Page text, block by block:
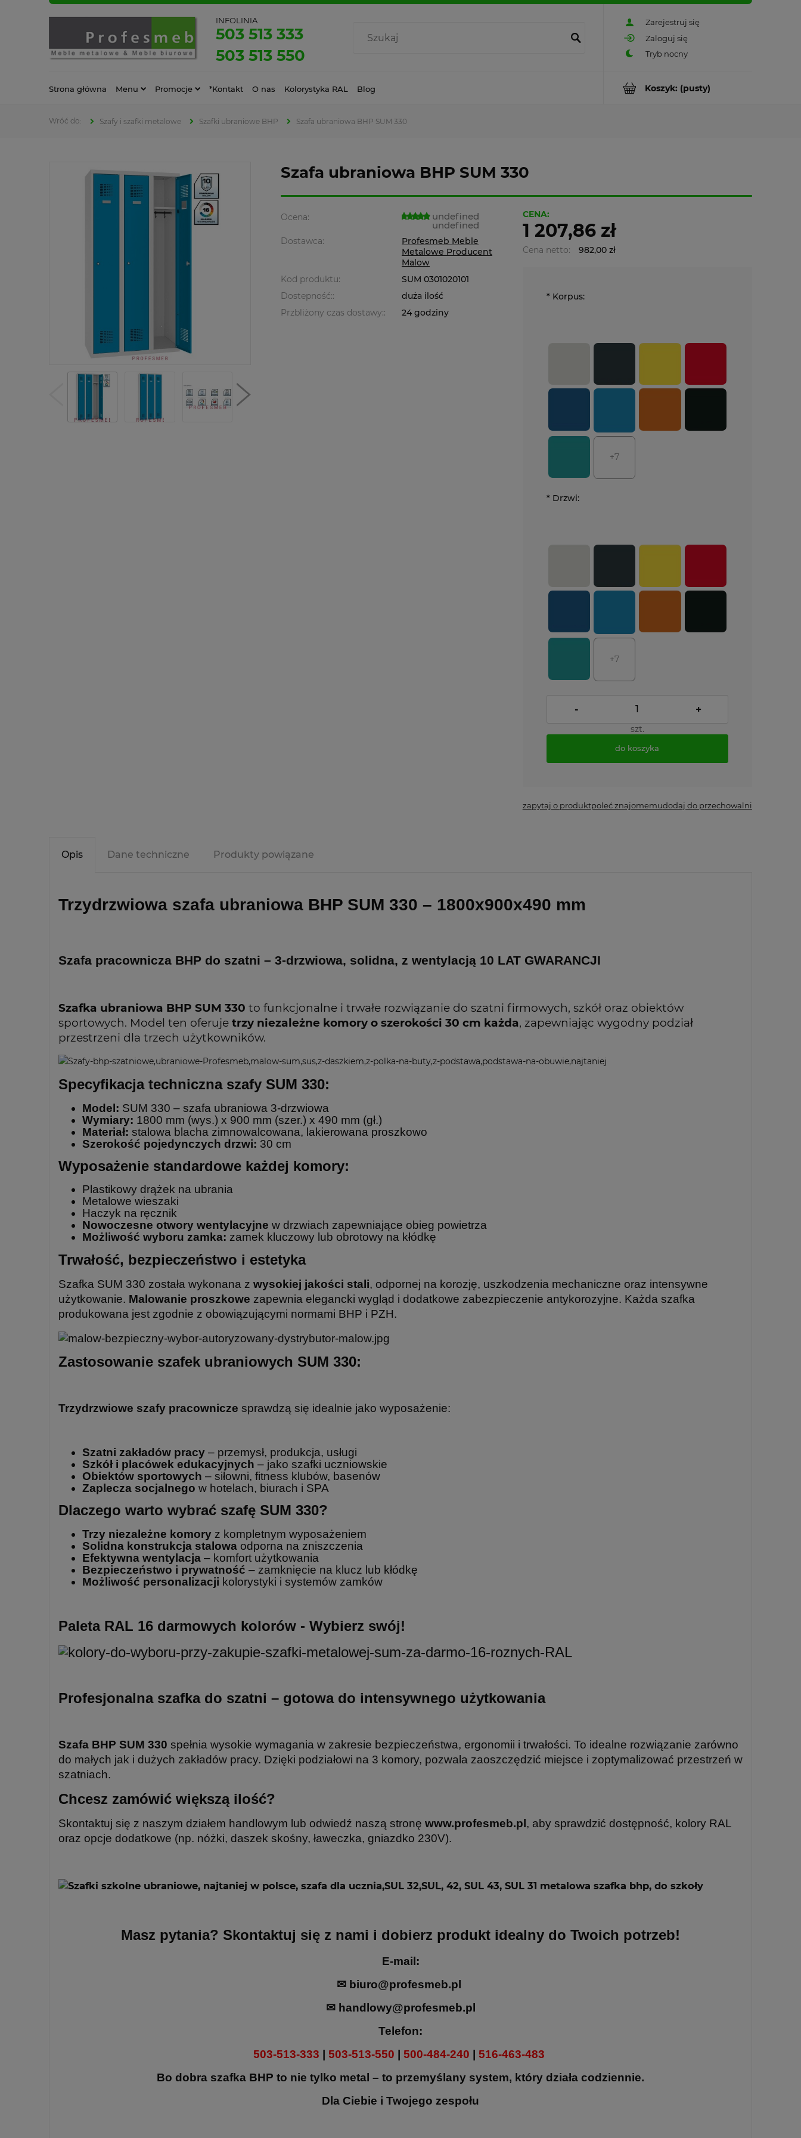
Zarejestruj się
Zaloguj się
INFOLINIA
503 513 333
503 513 550
Koszyk: (pusty)
Strona główna Menu Promocje *Kontakt O nas Kolorystyka RAL Blog
Szafy i szafki metalowe Szafki ubraniowe BHP Szafa ubraniowa BHP SUM 330
Szafa ubraniowa BHP SUM 330
Ocena: undefined
undefined
Dostawca:
Profesmeb Meble
Metalowe Producent
Malow
Kod produktu:
SUM 0301020101
Dostepność::
duża ilość
Przbliżony czas dostawy::
24 godziny
CENA:
1 207,86 zł
Cena netto: 982,00 zł
* Korpus:
+7
* Drzwi:
+7
- +
szt.
do koszyka
zapytaj o produktpoleć znajomemudodaj do przechowalni
Opis Dane techniczne Produkty powiązane
Trzydrzwiowa szafa ubraniowa BHP SUM 330 – 1800x900x490 mm
Szafa pracownicza BHP do szatni – 3-drzwiowa, solidna, z wentylacją 10 LAT GWARANCJI
Szafka ubraniowa BHP SUM 330 to funkcjonalne i trwałe rozwiązanie do szatni firmowych, szkół oraz obiektów
sportowych. Model ten oferuje trzy niezależne komory o szerokości 30 cm każda, zapewniając wygodny podział
przestrzeni dla trzech użytkowników.
Specyfikacja techniczna szafy SUM 330:
Model: SUM 330 – szafa ubraniowa 3-drzwiowa
Wymiary: 1800 mm (wys.) x 900 mm (szer.) x 490 mm (gł.)
Materiał: stalowa blacha zimnowalcowana, lakierowana proszkowo
Szerokość pojedynczych drzwi: 30 cm
Wyposażenie standardowe każdej komory:
Plastikowy drążek na ubrania
Metalowe wieszaki
Haczyk na ręcznik
Nowoczesne otwory wentylacyjne w drzwiach zapewniające obieg powietrza
Możliwość wyboru zamka: zamek kluczowy lub obrotowy na kłódkę
Trwałość, bezpieczeństwo i estetyka
Szafka SUM 330 została wykonana z wysokiej jakości stali, odpornej na korozję, uszkodzenia mechaniczne oraz intensywne
użytkowanie. Malowanie proszkowe zapewnia elegancki wygląd i dodatkowe zabezpieczenie antykorozyjne. Każda szafka
produkowana jest zgodnie z obowiązującymi normami BHP i PZH.
Zastosowanie szafek ubraniowych SUM 330:
Trzydrzwiowe szafy pracownicze sprawdzą się idealnie jako wyposażenie:
Szatni zakładów pracy – przemysł, produkcja, usługi
Szkół i placówek edukacyjnych – jako szafki uczniowskie
Obiektów sportowych – siłowni, fitness klubów, basenów
Zaplecza socjalnego w hotelach, biurach i SPA
Dlaczego warto wybrać szafę SUM 330?
Trzy niezależne komory z kompletnym wyposażeniem
Solidna konstrukcja stalowa odporna na zniszczenia
Efektywna wentylacja – komfort użytkowania
Bezpieczeństwo i prywatność – zamknięcie na klucz lub kłódkę
Możliwość personalizacji kolorystyki i systemów zamków
Paleta RAL 16 darmowych kolorów - Wybierz swój!
Profesjonalna szafka do szatni – gotowa do intensywnego użytkowania
Szafa BHP SUM 330 spełnia wysokie wymagania w zakresie bezpieczeństwa, ergonomii i trwałości. To idealne rozwiązanie zarówno
do małych jak i dużych zakładów pracy. Dzięki podziałowi na 3 komory, pozwala zaoszczędzić miejsce i zoptymalizować przestrzeń w
szatniach.
Chcesz zamówić większą ilość?
Skontaktuj się z naszym działem handlowym lub odwiedź naszą stronę www.profesmeb.pl , aby sprawdzić dostępność, kolory RAL
oraz opcje dodatkowe (np. nóżki, daszek skośny, ławeczka, gniazdko 230V).
Masz pytania? Skontaktuj się z nami i dobierz produkt idealny do Twoich potrzeb!
E-mail:
✉ biuro@profesmeb.pl
✉ handlowy@profesmeb.pl
Telefon:
503-513-333
503-513-550 500-484-240
516-463-483
Bo dobra szafka BHP to nie tylko metal – to przemyślany system, który działa codziennie.
Dla Ciebie i Twojego zespołu